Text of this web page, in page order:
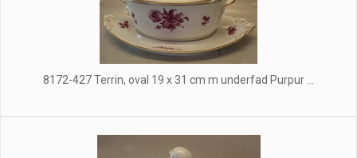
8172-427 Terrin, oval 19 x 31 cm m underfad Purpur ...